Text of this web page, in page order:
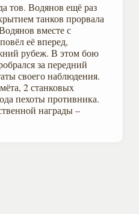
тов. Водянов ещё раз
танков прорвала
вместе с
её вперед,
рубеж. В этом бою
за передний
своего наблюдения.
2 станковых
пехоты противника.
награды –